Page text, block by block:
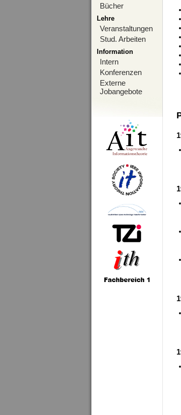
Bücher
Lehre
Veranstaltungen
Stud. Arbeiten
Information
Intern
Konferenzen
Externe
Jobangebote